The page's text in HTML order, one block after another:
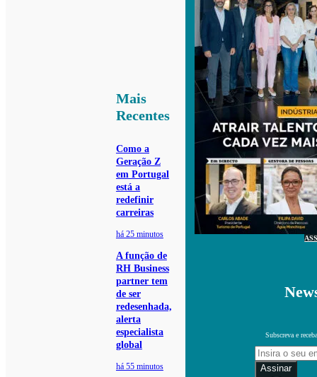
Mais
Recentes
Como a
Geração Z
em Portugal
está a
redefinir
carreiras
há 25 minutos
A função de
RH Business
partner tem
de ser
redesenhada,
alerta
especialista
global
há 55 minutos
Subscreva e
Assinar